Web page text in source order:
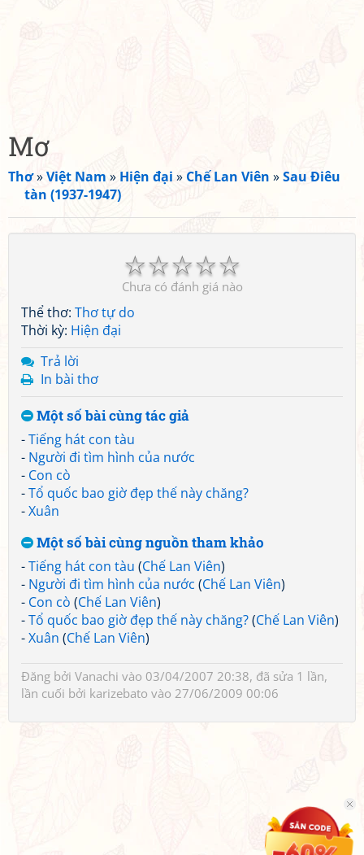
Mơ
Thơ»Việt Nam » Hiện đại » Chế Lan Viên »Sau Điêu
tàn (1937-1947)
☆
☆
☆
☆
☆
Chưa có đánh giá nào
Thể thơ: Thơ tự do
Thời kỳ: Hiện đại
Trả lời
In bài thơ
Một số bài cùng tác giả
-Tiếng hát con tàu
- Người đi tìm hình của nước
- Con cò
-Tổ quốc bao giờ đẹp thế này chăng?
-Xuân
Một số bài cùng nguồn tham khảo
-Tiếng hát con tàu (Chế Lan Viên)
- Người đi tìm hình của nước (Chế Lan Viên)
- Con cò (Chế Lan Viên)
-Tổ quốc bao giờ đẹp thế này chăng?(Chế Lan Viên)
-Xuân (Chế Lan Viên)
Đăng bởi Vanachi vào 03/04/2007 20:38, đã sửa 1 lần,
lần cuối bởi karizebato vào 27/06/2009 00:06